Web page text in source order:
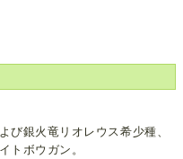
び銀火竜リオレウス希少種、
トボウガン。